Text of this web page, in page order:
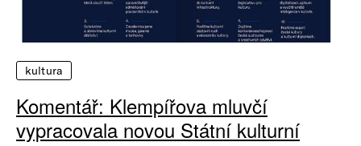
kultura
Komentář: Klempířova mluvčí
vypracovala novou Státní kulturní